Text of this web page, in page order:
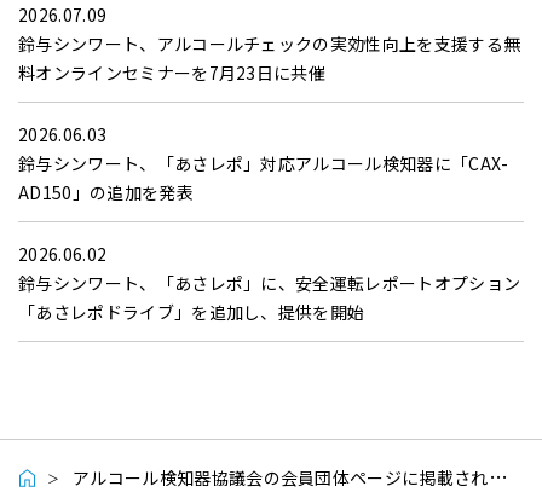
2026.07.09
鈴与シンワート、アルコールチェックの実効性向上を支援する無
料オンラインセミナーを7月23日に共催
2026.06.03
鈴与シンワート、「あさレポ」対応アルコール検知器に「CAX-
AD150」の追加を発表
2026.06.02
鈴与シンワート、「あさレポ」に、安全運転レポートオプション
「あさレポドライブ」を追加し、提供を開始
アルコール検知器協議会の会員団体ページに掲載されました